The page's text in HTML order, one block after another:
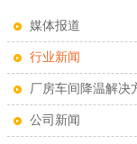
媒体报道
行业新闻
厂房车间降温解决
公司新闻